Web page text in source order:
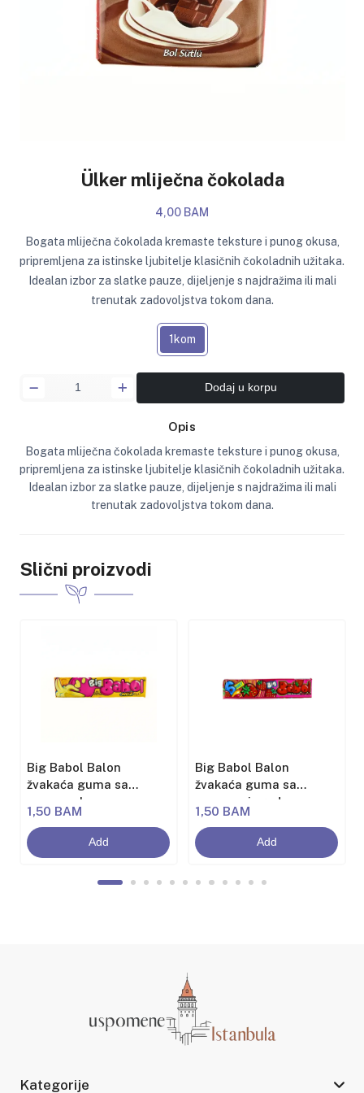
Ülker mliječna čokolada
4,00 BAM
Bogata mliječna čokolada kremaste teksture i punog okusa,
pripremljena za istinske ljubitelje klasičnih čokoladnih užitaka.
Idealan izbor za slatke pauze, dijeljenje s najdražima ili mali
trenutak zadovoljstva tokom dana.
1kom
Dodaj u korpu
Opis
Bogata mliječna čokolada kremaste teksture i punog okusa,
pripremljena za istinske ljubitelje klasičnih čokoladnih užitaka.
Idealan izbor za slatke pauze, dijeljenje s najdražima ili mali
trenutak zadovoljstva tokom dana.
Slični proizvodi
Big Babol Balon
žvakaća guma sa
aromom banane
1,50 BAM
Add
Big Babol Balon
žvakaća guma sa
aromom jagode
1,50 BAM
Add
Kategorije